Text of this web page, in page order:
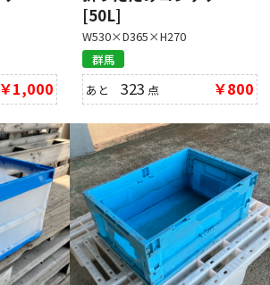
￥1,000
[50L]
W530×D365×H270
群馬
あと323 点 ￥800